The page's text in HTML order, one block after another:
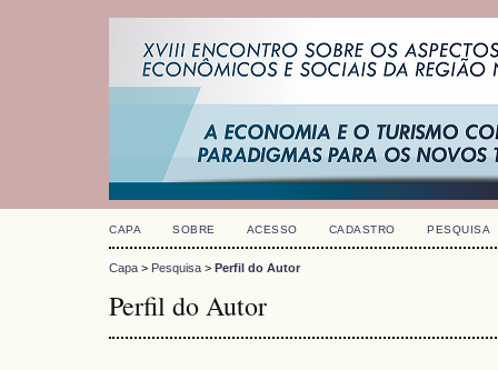
CAPA SOBRE ACESSO CADASTRO PESQUISA
Capa > Pesquisa > Perfil do Autor
Perfil do Autor